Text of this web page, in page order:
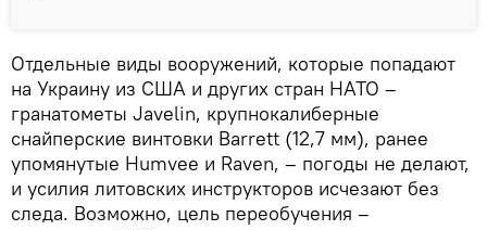
Отдельные виды вооружений, которые попадают
на Украину из США и других стран НАТО –
гранатометы Javelin, крупнокалиберные
снайперские винтовки Barrett (12,7 мм), ранее
упомянутые Humvee и Raven, – погоды не делают,
и усилия литовских инструкторов исчезают без
следа. Возможно, цель переобучения –